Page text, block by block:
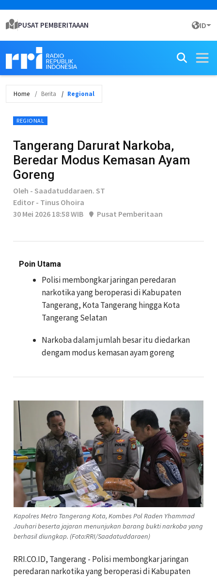
PUSAT PEMBERITAAAN ID
Home Berita Regional
REGIONAL
Tangerang Darurat Narkoba,
Beredar Modus Kemasan Ayam
Goreng
Oleh - Saadatuddaraen. ST
Editor - Tinus Ohoira
30 Mei 2026 18:58 WIB
Pusat Pemberitaan
Poin Utama
Polisi membongkar jaringan peredaran
narkotika yang beroperasi di Kabupaten
Tangerang, Kota Tangerang hingga Kota
Tangerang Selatan
Narkoba dalam jumlah besar itu diedarkan
dengam modus kemasan ayam goreng
Kapolres Metro Tangerang Kota, Kombes Pol Raden Yhammad
Jauhari beserta jajaran menunjukan barang bukti narkoba yang
berhasil diungkap. (Foto:RRI/Saadatuddaraen)
RRI.CO.ID, Tangerang - Polisi membongkar jaringan
peredaran narkotika yang beroperasi di Kabupaten